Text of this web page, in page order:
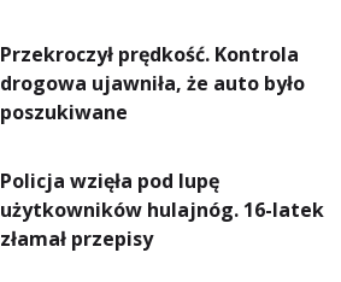
Przekroczył prędkość. Kontrola
drogowa ujawniła, że auto było
poszukiwane
Policja wzięła pod lupę
użytkowników hulajnóg. 16-latek
złamał przepisy